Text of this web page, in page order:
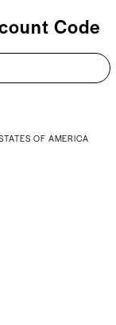
Code
OF AMERICA